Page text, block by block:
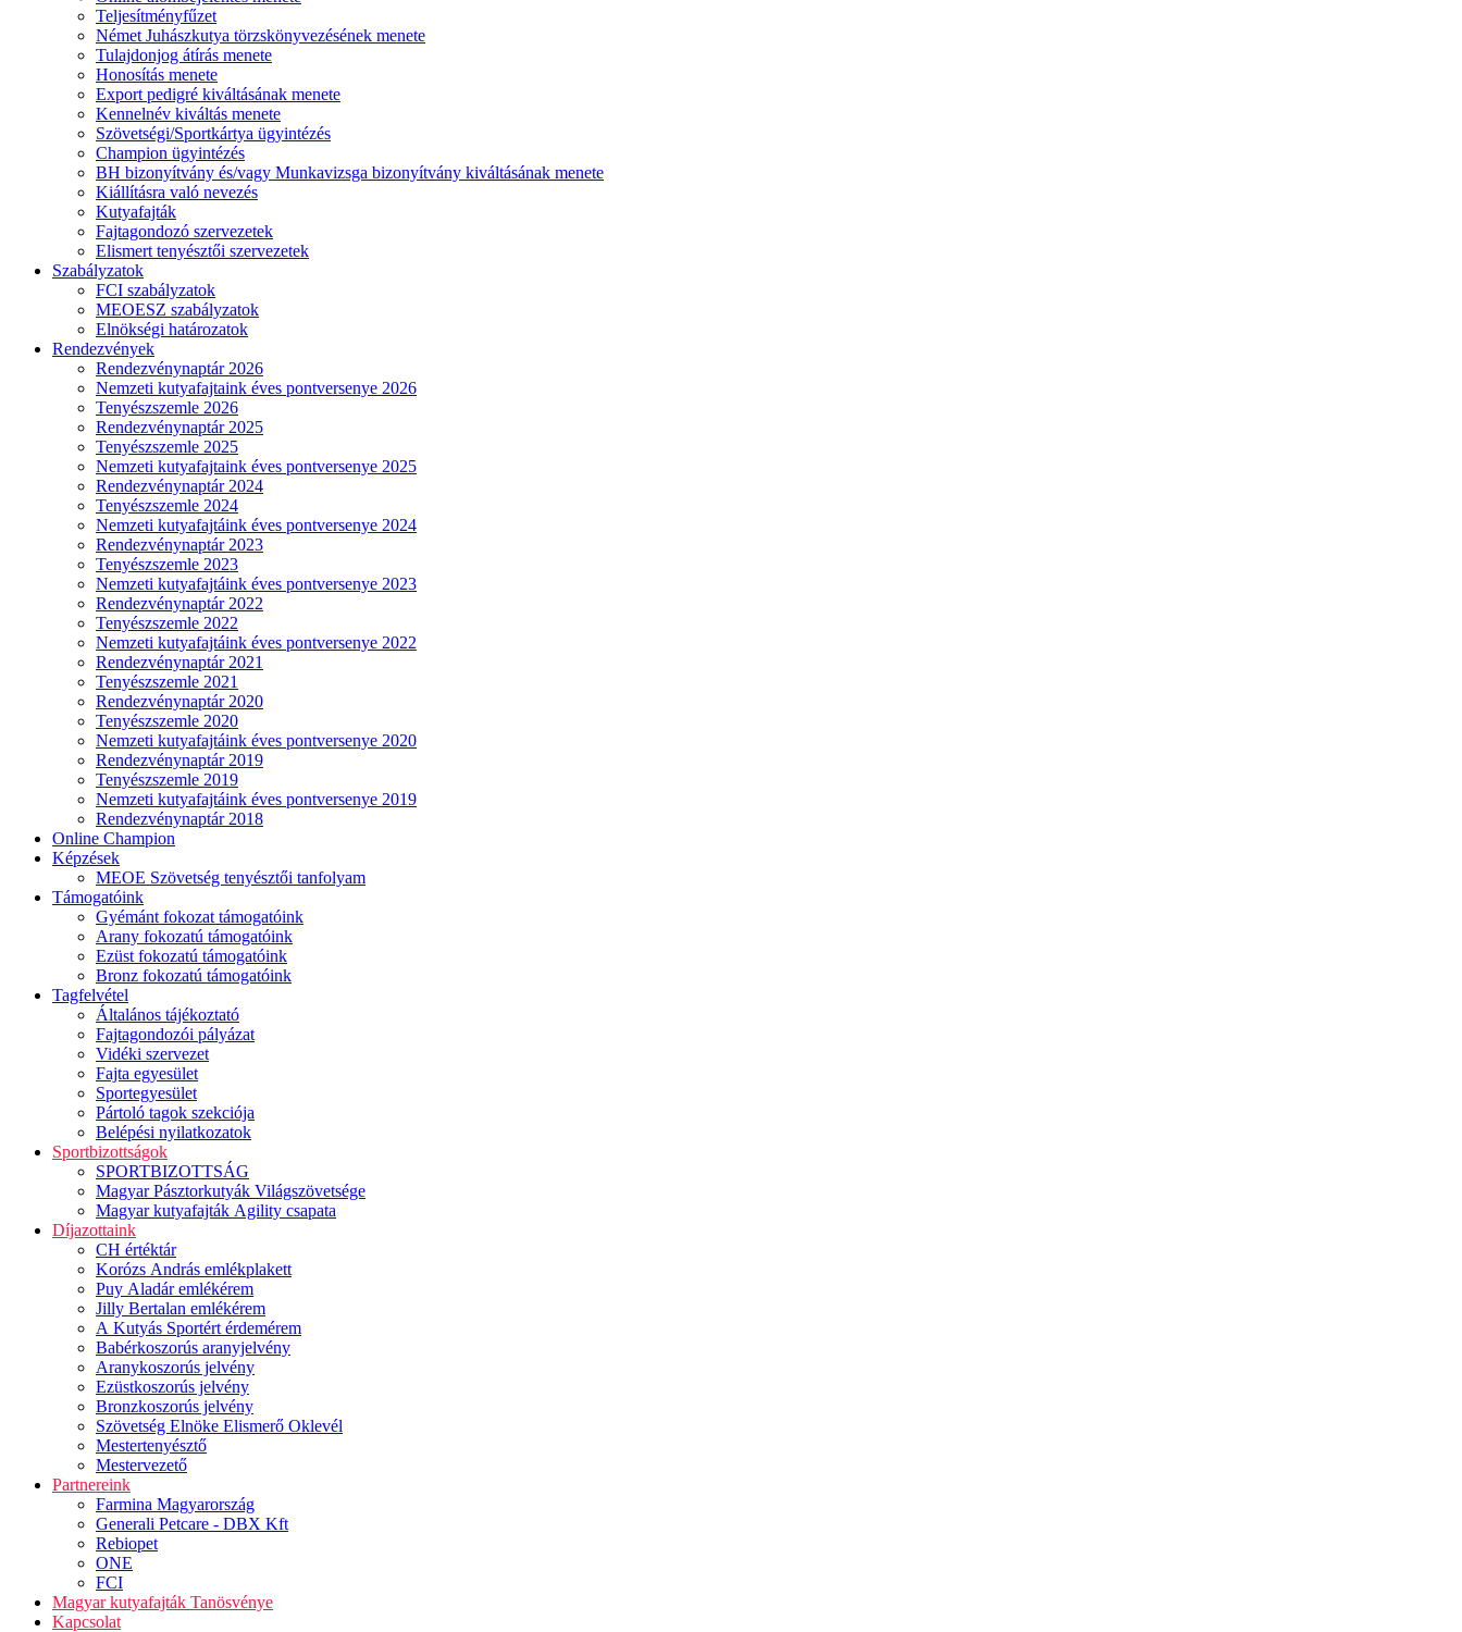
Teljesítményfűzet
Német Juhászkutya törzskönyvezésének menete
Tulajdonjog átírás menete
Honosítás menete
Export pedigré kiváltásának menete
Kennelnév kiváltás menete
Szövetségi/Sportkártya ügyintézés
Champion ügyintézés
BH bizonyítvány és/vagy Munkavizsga bizonyítvány kiváltásának menete
Kiállításra való nevezés
Kutyafajták
Fajtagondozó szervezetek
Elismert tenyésztői szervezetek
Szabályzatok
FCI szabályzatok
MEOESZ szabályzatok
Elnökségi határozatok
Rendezvények
Rendezvénynaptár 2026
Nemzeti kutyafajtaink éves pontversenye 2026
Tenyészszemle 2026
Rendezvénynaptár 2025
Tenyészszemle 2025
Nemzeti kutyafajtaink éves pontversenye 2025
Rendezvénynaptár 2024
Tenyészszemle 2024
Nemzeti kutyafajtáink éves pontversenye 2024
Rendezvénynaptár 2023
Tenyészszemle 2023
Nemzeti kutyafajtáink éves pontversenye 2023
Rendezvénynaptár 2022
Tenyészszemle 2022
Nemzeti kutyafajtáink éves pontversenye 2022
Rendezvénynaptár 2021
Tenyészszemle 2021
Rendezvénynaptár 2020
Tenyészszemle 2020
Nemzeti kutyafajtáink éves pontversenye 2020
Rendezvénynaptár 2019
Tenyészszemle 2019
Nemzeti kutyafajtáink éves pontversenye 2019
Rendezvénynaptár 2018
Online Champion
Képzések
MEOE Szövetség tenyésztői tanfolyam
Támogatóink
Gyémánt fokozat támogatóink
Arany fokozatú támogatóink
Ezüst fokozatú támogatóink
Bronz fokozatú támogatóink
Tagfelvétel
Általános tájékoztató
Fajtagondozói pályázat
Vidéki szervezet
Fajta egyesület
Sportegyesület
Pártoló tagok szekciója
Belépési nyilatkozatok
Sportbizottságok
SPORTBIZOTTSÁG
Magyar Pásztorkutyák Világszövetsége
Magyar kutyafajták Agility csapata
Díjazottaink
CH értéktár
Korózs András emlékplakett
Puy Aladár emlékérem
Jilly Bertalan emlékérem
A Kutyás Sportért érdemérem
Babérkoszorús aranyjelvény
Aranykoszorús jelvény
Ezüstkoszorús jelvény
Bronzkoszorús jelvény
Szövetség Elnöke Elismerő Oklevél
Mestertenyésztő
Mestervezető
Partnereink
Farmina Magyarország
Generali Petcare - DBX Kft
Rebiopet
ONE
FCI
Magyar kutyafajták Tanösvénye
Kapcsolat